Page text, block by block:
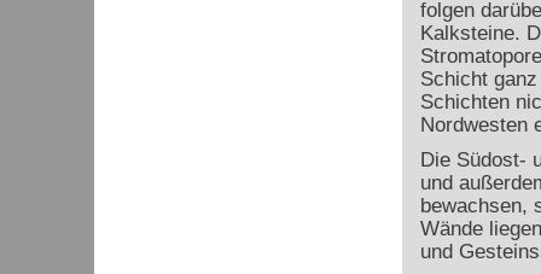
folgen
Kalksteine.
Schicht
Schichten
Nordwesten
Die Südost-
und
bewachsen,
Wände
und